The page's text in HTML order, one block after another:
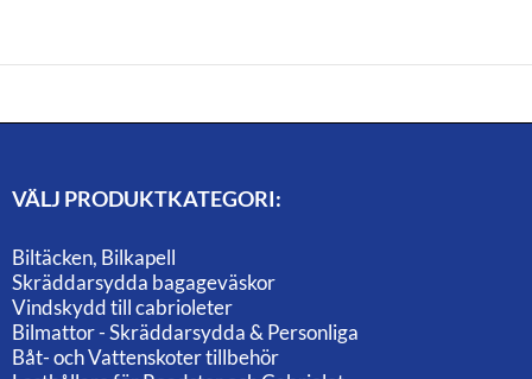
VÄLJ PRODUKTKATEGORI:
Biltäcken, Bilkapell
Skräddarsydda bagageväskor
Vindskydd till cabrioleter
Bilmattor - Skräddarsydda & Personliga
Båt- och Vattenskoter tillbehör